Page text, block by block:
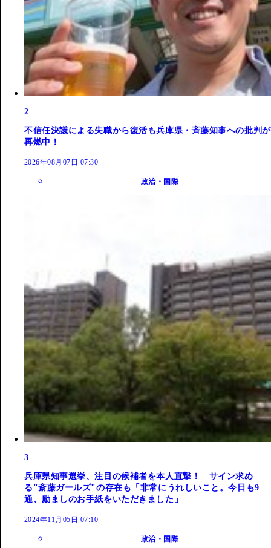
2
不信任決議による失職から復活も兵庫県・斉藤知事への批判が
再燃中！
2026年08月07日 07:30
政治・国際
3
兵庫県知事選挙、注目の候補者を本人直撃！ サイン求め
る"斎藤ガールズ"の存在も「非常にうれしいこと。今日も9
通、励ましのお手紙をいただきました」
2024年11月05日 07:10
政治・国際